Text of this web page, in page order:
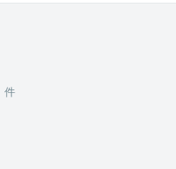
件